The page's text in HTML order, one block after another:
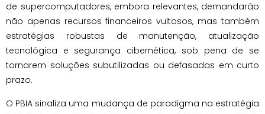
de supercomputadores, embora relevantes, demandarão
não apenas recursos financeiros vultosos, mas também
estratégias robustas de manutenção, atualização
tecnológica e segurança cibernética, sob pena de se
tornarem soluções subutilizadas ou defasadas em curto
prazo.
O PBIA sinaliza uma mudança de paradigma na estratégia